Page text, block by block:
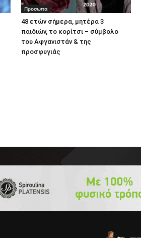
Προσωπα
48 ετών σήμερα, μητέρα 3
παιδιών, το κορίτσι – σύμβολο
του Αφγανιστάν & της
προσφυγιάς